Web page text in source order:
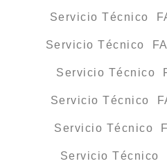
Servicio Técnico
Servicio Técnico
Servicio Técnico
Servicio Técnico
Servicio Técnico
Servicio Técnico